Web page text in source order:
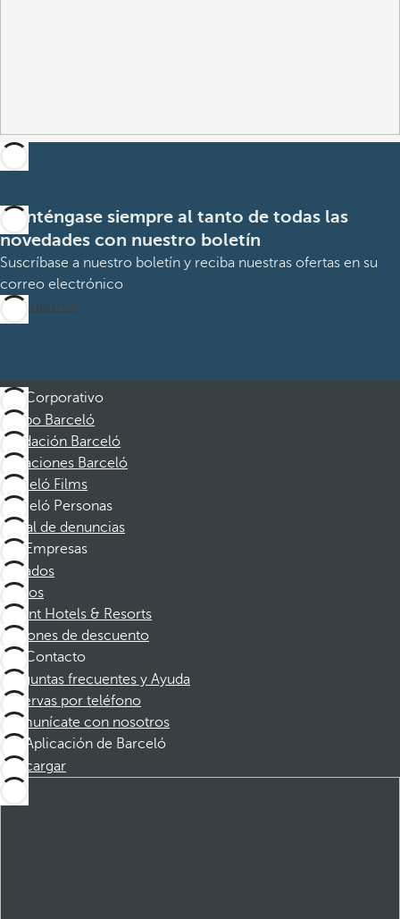
Manténgase siempre al tanto de todas las
novedades con nuestro boletín
Suscríbase a nuestro boletín y reciba nuestras ofertas en su
correo electrónico
Suscribirme
Corporativo
Grupo Barceló
Fundación Barceló
Vacaciones Barceló
Barceló Films
Barceló Personas
Canal de denuncias
Empresas
Afiliados
Socios
Dorint Hotels & Resorts
Cupones de descuento
Contacto
Preguntas frecuentes y Ayuda
Reservas por teléfono
Comunícate con nosotros
Aplicación de Barceló
Descargar